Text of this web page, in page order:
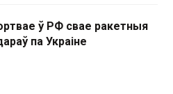
ў РФ свае ракетныя
па Украіне